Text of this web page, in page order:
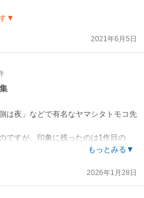
▼
2021年6月5日
は夜」などで有名なヤマシタトモコ先
ですが、印象に残ったのは1作目の
の、揺れ動く少女の心を描くのはやは
と思います。
いますので読む ときどきによって響
もっとみる▼
2026年1月28日